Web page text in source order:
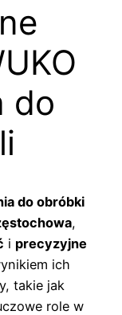
do
do obróbki
,
i precyzyjne
ich
takie jak
role w